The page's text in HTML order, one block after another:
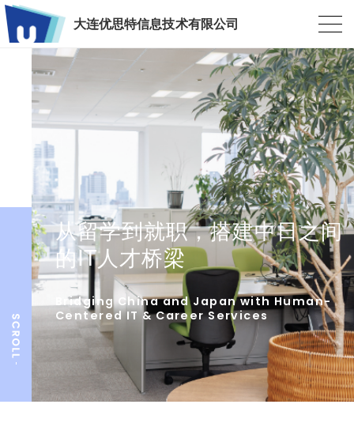
大连优思特信息技术有限公司
从留学到就职，搭建中日之间
的IT人才桥梁
Bridging China and Japan with Human-
Centered IT & Career Services